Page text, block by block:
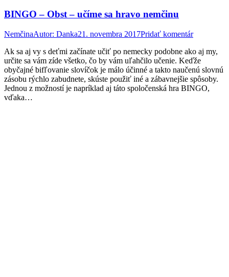
BINGO – Obst – učíme sa hravo nemčinu
NemčinaAutor: Danka21. novembra 2017Pridať komentár
Ak sa aj vy s deťmi začínate učiť po nemecky podobne ako aj my,
určite sa vám zíde všetko, čo by vám uľahčilo učenie. Keďže
obyčajné bifľovanie slovíčok je málo účinné a takto naučenú slovnú
zásobu rýchlo zabudnete, skúste použiť iné a zábavnejšie spôsoby.
Jednou z možností je napríklad aj táto spoločenská hra BINGO,
vďaka…